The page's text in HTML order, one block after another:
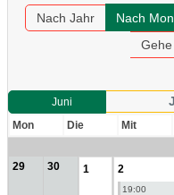
Nach Jahr Nach
Juni
Mon
Die Mit
29 30 1 2
19:00